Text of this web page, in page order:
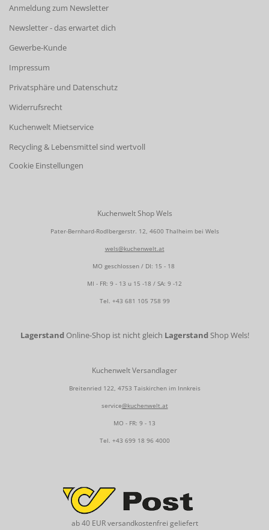
Anmeldung zum Newsletter
Newsletter - das erwartet dich
Gewerbe-Kunde
Impressum
Privatsphäre und Datenschutz
Widerrufsrecht
Kuchenwelt Mietservice
Recycling & Lebensmittel sind wertvoll
Cookie Einstellungen
Kuchenwelt Shop Wels
Pater-Bernhard-Rodlbergerstr. 12, 4600 Thalheim bei Wels
wels@kuchenwelt.at
MO geschlossen / DI: 15 - 18
MI - FR: 9 - 13 u 15 -18 / SA: 9 -12
Tel. +43 681 105 758 99
Lagerstand Online-Shop ist nicht gleich Lagerstand Shop Wels!
Kuchenwelt Versandlager
Breitenried 122, 4753 Taiskirchen im Innkreis
service@kuchenwelt.at
MO - FR: 9 - 13
Tel. +43 699 18 96 4000
ab 40 EUR versandkostenfrei geliefert